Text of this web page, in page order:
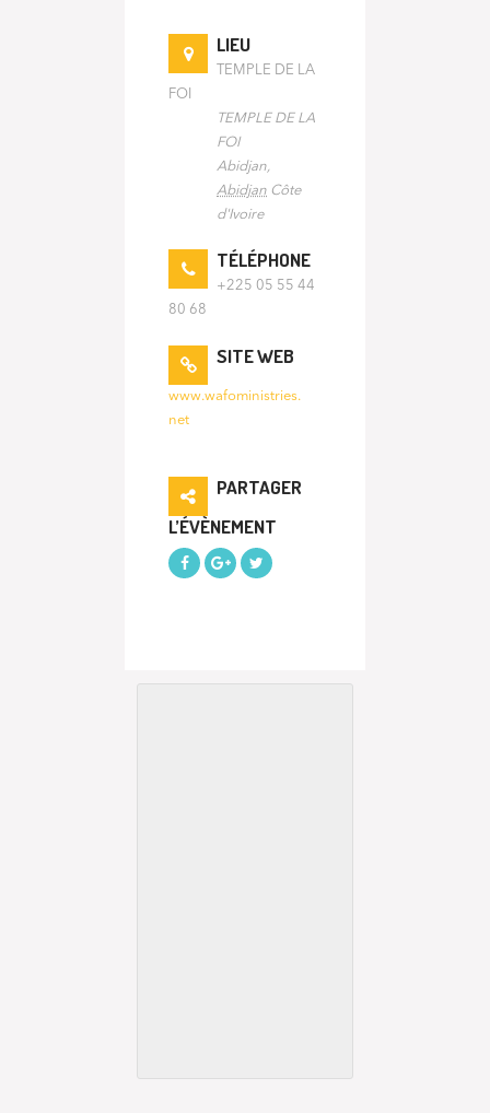
LIEU
TEMPLE DE LA
FOI
TEMPLE DE LA
FOI
Abidjan
Abidjan Côte
d'Ivoire
TÉLÉPHONE
+225 05 55 44
80 68
SITE WEB
www.wafoministries.
net
PARTAGER
L’ÉVÈNEMENT